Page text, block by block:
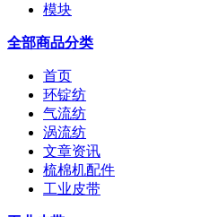
模块
全部商品分类
首页
环锭纺
气流纺
涡流纺
文章资讯
梳棉机配件
工业皮带